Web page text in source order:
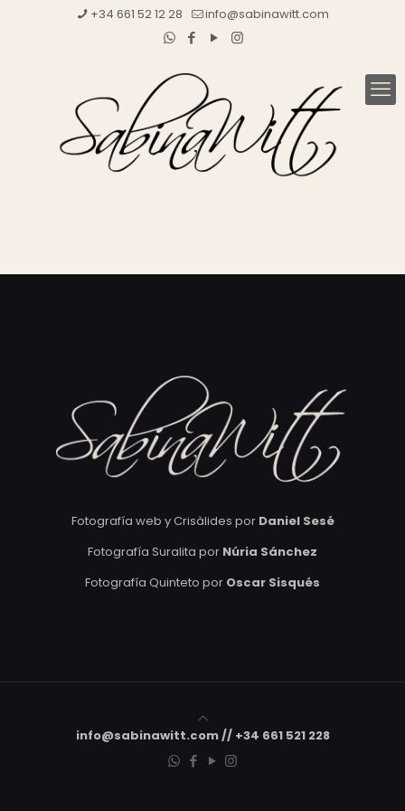
+34 661 52 12 28 info@sabinawitt.com
Fotografía web y Crisàlides por Daniel Sesé
Fotografía Suralita por Núria Sánchez
Fotografía Quinteto por Oscar Sisqués
info@sabinawitt.com // +34 661 521 228